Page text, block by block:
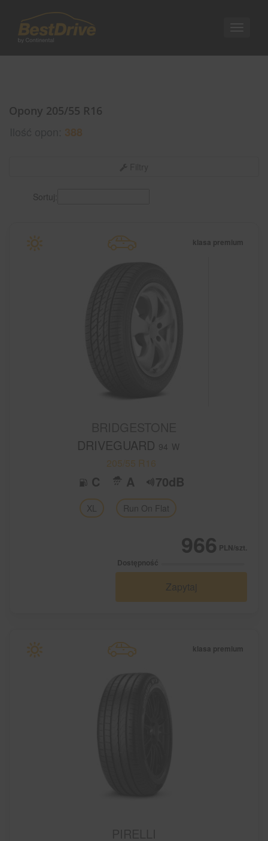
Opony 205/55 R16
388
Sortuj:
klasa premium
DRIVEGUARD 94 W
205/55 R16
C A 70dB
XL Run On Flat
966 PLN/szt.
Dostępność
Zapytaj
klasa premium